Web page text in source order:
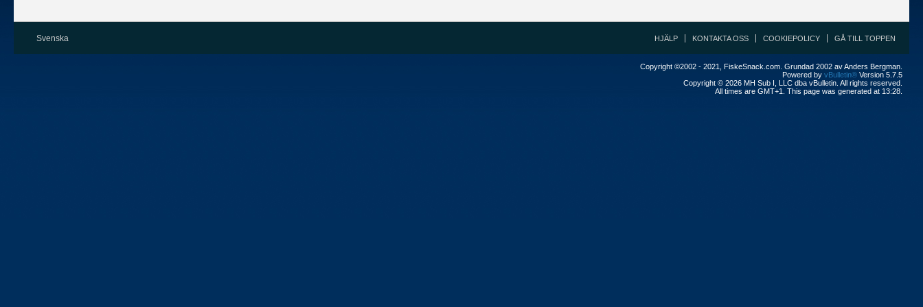
Svenska HJÄLP KONTAKTA OSS COOKIEPOLICY GÅ TILL TOPPEN
Copyright ©2002 - 2021, FiskeSnack.com. Grundad 2002 av Anders Bergman.
Powered by vBulletin® Version 5.7.5
Copyright © 2026 MH Sub I, LLC dba vBulletin. All rights reserved.
All times are GMT+1. This page was generated at 13:28.